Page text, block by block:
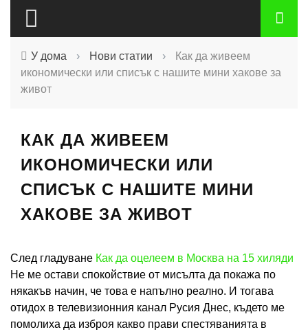
У дома › Нови статии ›
Как да живеем
икономически или списък с нашите мини хакове за
живот
КАК ДА ЖИВЕЕМ
ИКОНОМИЧЕСКИ ИЛИ
СПИСЪК С НАШИТЕ МИНИ
ХАКОВЕ ЗА ЖИВОТ
След гладуване Как да оцелеем в Москва на 15 хиляди
Не ме остави спокойствие от мисълта да покажа по
някакъв начин, че това е напълно реално. И тогава
отидох в телевизионния канал Русия Днес, където ме
помолиха да изброя какво прави спестяванията в